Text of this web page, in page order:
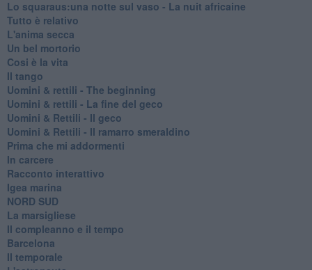
Lo squaraus:una notte sul vaso - La nuit africaine
Tutto è relativo
L'anima secca
Un bel mortorio
Cosi è la vita
Il tango
​Uomini & rettili - The beginning
​Uomini & rettili - La fine del geco
Uomini & Rettili - Il geco
Uomini & Rettili - Il ramarro smeraldino
Prima che mi addormenti
In carcere
Racconto interattivo
Igea marina
​NORD SUD
La marsigliese
Il compleanno e il tempo
Barcelona
Il temporale